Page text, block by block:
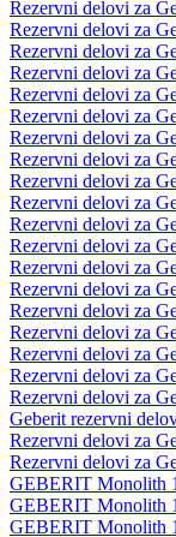
Rezervni delovi za
Rezervni delovi za
Rezervni delovi za
Rezervni delovi za
Rezervni delovi za
Rezervni delovi za
Rezervni delovi za
Rezervni delovi za
Rezervni delovi za
Rezervni delovi za
Rezervni delovi za
Rezervni delovi za
Rezervni delovi za
Rezervni delovi za
Rezervni delovi za
Rezervni delovi za
Rezervni delovi za
Rezervni delovi za
Rezervni delovi za
Geberit rezervni
Rezervni delovi za
Rezervni delovi za
GEBERIT Monolith
GEBERIT Monolith
GEBERIT Monolith